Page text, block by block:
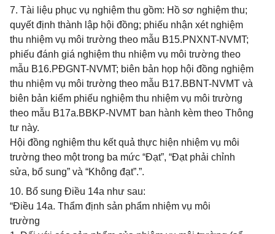
7. Tài liệu phục vụ nghiệm thu gồm: Hồ sơ nghiệm thu;
quyết định thành lập hội đồng; phiếu nhận xét nghiệm
thu nhiệm vụ môi trường theo mẫu B15.PNXNT-NVMT;
phiếu đánh giá nghiệm thu nhiệm vụ môi trường theo
mẫu B16.PĐGNT-NVMT; biên bản họp hội đồng nghiệm
thu nhiệm vụ môi trường theo mẫu B17.BBNT-NVMT và
biên bản kiểm phiếu nghiệm thu nhiệm vụ môi trường
theo mẫu B17a.BBKP-NVMT ban hành kèm theo Thông
tư này.
Hội đồng nghiệm thu kết quả thực hiện nhiệm vụ môi
trường theo một trong ba mức “Đạt”, “Đạt phải chỉnh
sửa, bổ sung” và “Không đạt”.”.
10. Bổ sung Điều 14a như sau:
“Điều 14a. Thẩm định sản phẩm nhiệm vụ môi
trường